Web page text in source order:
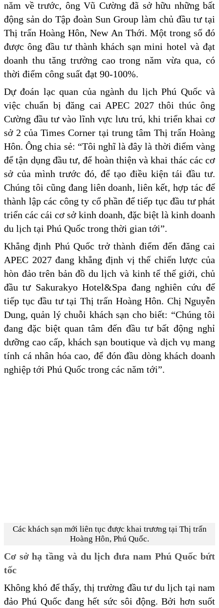
năm về trước, ông Vũ Cường đã sở hữu những bất
động sản do Tập đoàn Sun Group làm chủ đầu tư tại
Thị trấn Hoàng Hôn, New An Thới. Một trong số đó
được ông đầu tư thành khách sạn mini hotel và đạt
doanh thu tăng trưởng cao trong năm vừa qua, có
thời điểm công suất đạt 90-100%.
Dự đoán lạc quan của ngành du lịch Phú Quốc và
việc chuẩn bị đăng cai APEC 2027 thôi thúc ông
Cường đầu tư vào lĩnh vực lưu trú, khi triển khai cơ
sở 2 của Times Corner tại trung tâm Thị trấn Hoàng
Hôn. Ông chia sẻ: “Tôi nghĩ là đây là thời điểm vàng
để tận dụng đầu tư, để hoàn thiện và khai thác các cơ
sở của mình trước đó, để tạo điều kiện tái đầu tư.
Chúng tôi cũng đang liên doanh, liên kết, hợp tác để
thành lập các công ty cổ phần để tiếp tục đầu tư phát
triển các cái cơ sở kinh doanh, đặc biệt là kinh doanh
du lịch tại Phú Quốc trong thời gian tới”.
Khẳng định Phú Quốc trở thành điểm đến đăng cai
APEC 2027 đang khẳng định vị thế chiến lược của
hòn đảo trên bản đồ du lịch và kinh tế thế giới, chủ
đầu tư Sakurakyo Hotel&Spa đang nghiên cứu để
tiếp tục đầu tư tại Thị trấn Hoàng Hôn. Chị Nguyễn
Dung, quản lý chuỗi khách sạn cho biết: “Chúng tôi
đang đặc biệt quan tâm đến đầu tư bất động nghỉ
dưỡng cao cấp, khách sạn boutique và dịch vụ mang
tính cá nhân hóa cao, để đón đầu dòng khách doanh
nghiệp tới Phú Quốc trong các năm tới”.
Các khách sạn mới liên tục được khai trương tại Thị trấn
Hoàng Hôn, Phú Quốc.
Cơ sở hạ tầng và du lịch đưa nam Phú Quốc bứt
tốc
Không khó để thấy, thị trường đầu tư du lịch tại nam
đảo Phú Quốc đang hết sức sôi động. Bởi hơn suốt